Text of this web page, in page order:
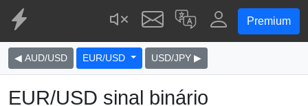
Premium
◀ AUD/USD EUR/USD USD/JPY ▶
EUR/USD sinal binário